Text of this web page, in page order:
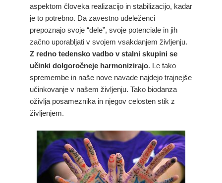
aspektom človeka realizacijo in stabilizacijo, kadar
je to potrebno. Da zavestno udeleženci
prepoznajo svoje “dele”, svoje potenciale in jih
začno uporabljati v svojem vsakdanjem življenju.
Z redno tedensko vadbo v stalni skupini se
učinki dolgoročneje harmonizirajo. Le tako
spremembe in naše nove navade najdejo trajnejše
učinkovanje v našem življenju. Tako biodanza
oživlja posameznika in njegov celosten stik z
življenjem.